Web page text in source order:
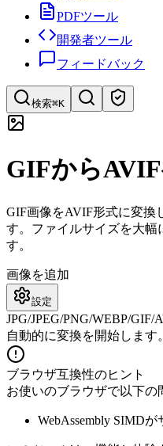
PDFツール
開発者ツール
フィードバック
検索⌘K
ツールを素早く検索
GIFから
GIF画像をAVIF形式に変換
す。ファイルサイズを大幅
す。
画像を追加
設定
JPG/JPEG/PNG/WEBP/
自動的に変換を開始します。
ブラウザ互換性のヒント
お使いのブラウザで以下の
WebAssembly SIMD